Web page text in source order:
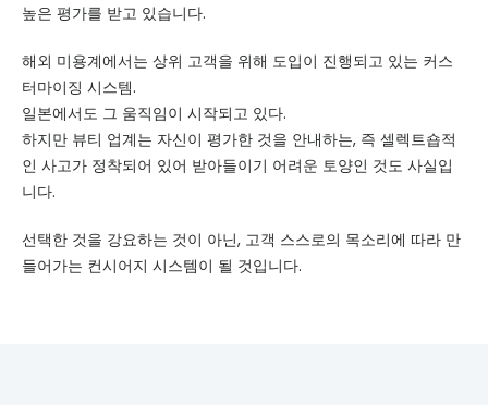
높은 평가를 받고 있습니다.
해외 미용계에서는 상위 고객을 위해 도입이 진행되고 있는 커스
터마이징 시스템.
일본에서도 그 움직임이 시작되고 있다.
하지만 뷰티 업계는 자신이 평가한 것을 안내하는, 즉 셀렉트숍적
인 사고가 정착되어 있어 받아들이기 어려운 토양인 것도 사실입
니다.
선택한 것을 강요하는 것이 아닌, 고객 스스로의 목소리에 따라 만
들어가는 컨시어지 시스템이 될 것입니다.